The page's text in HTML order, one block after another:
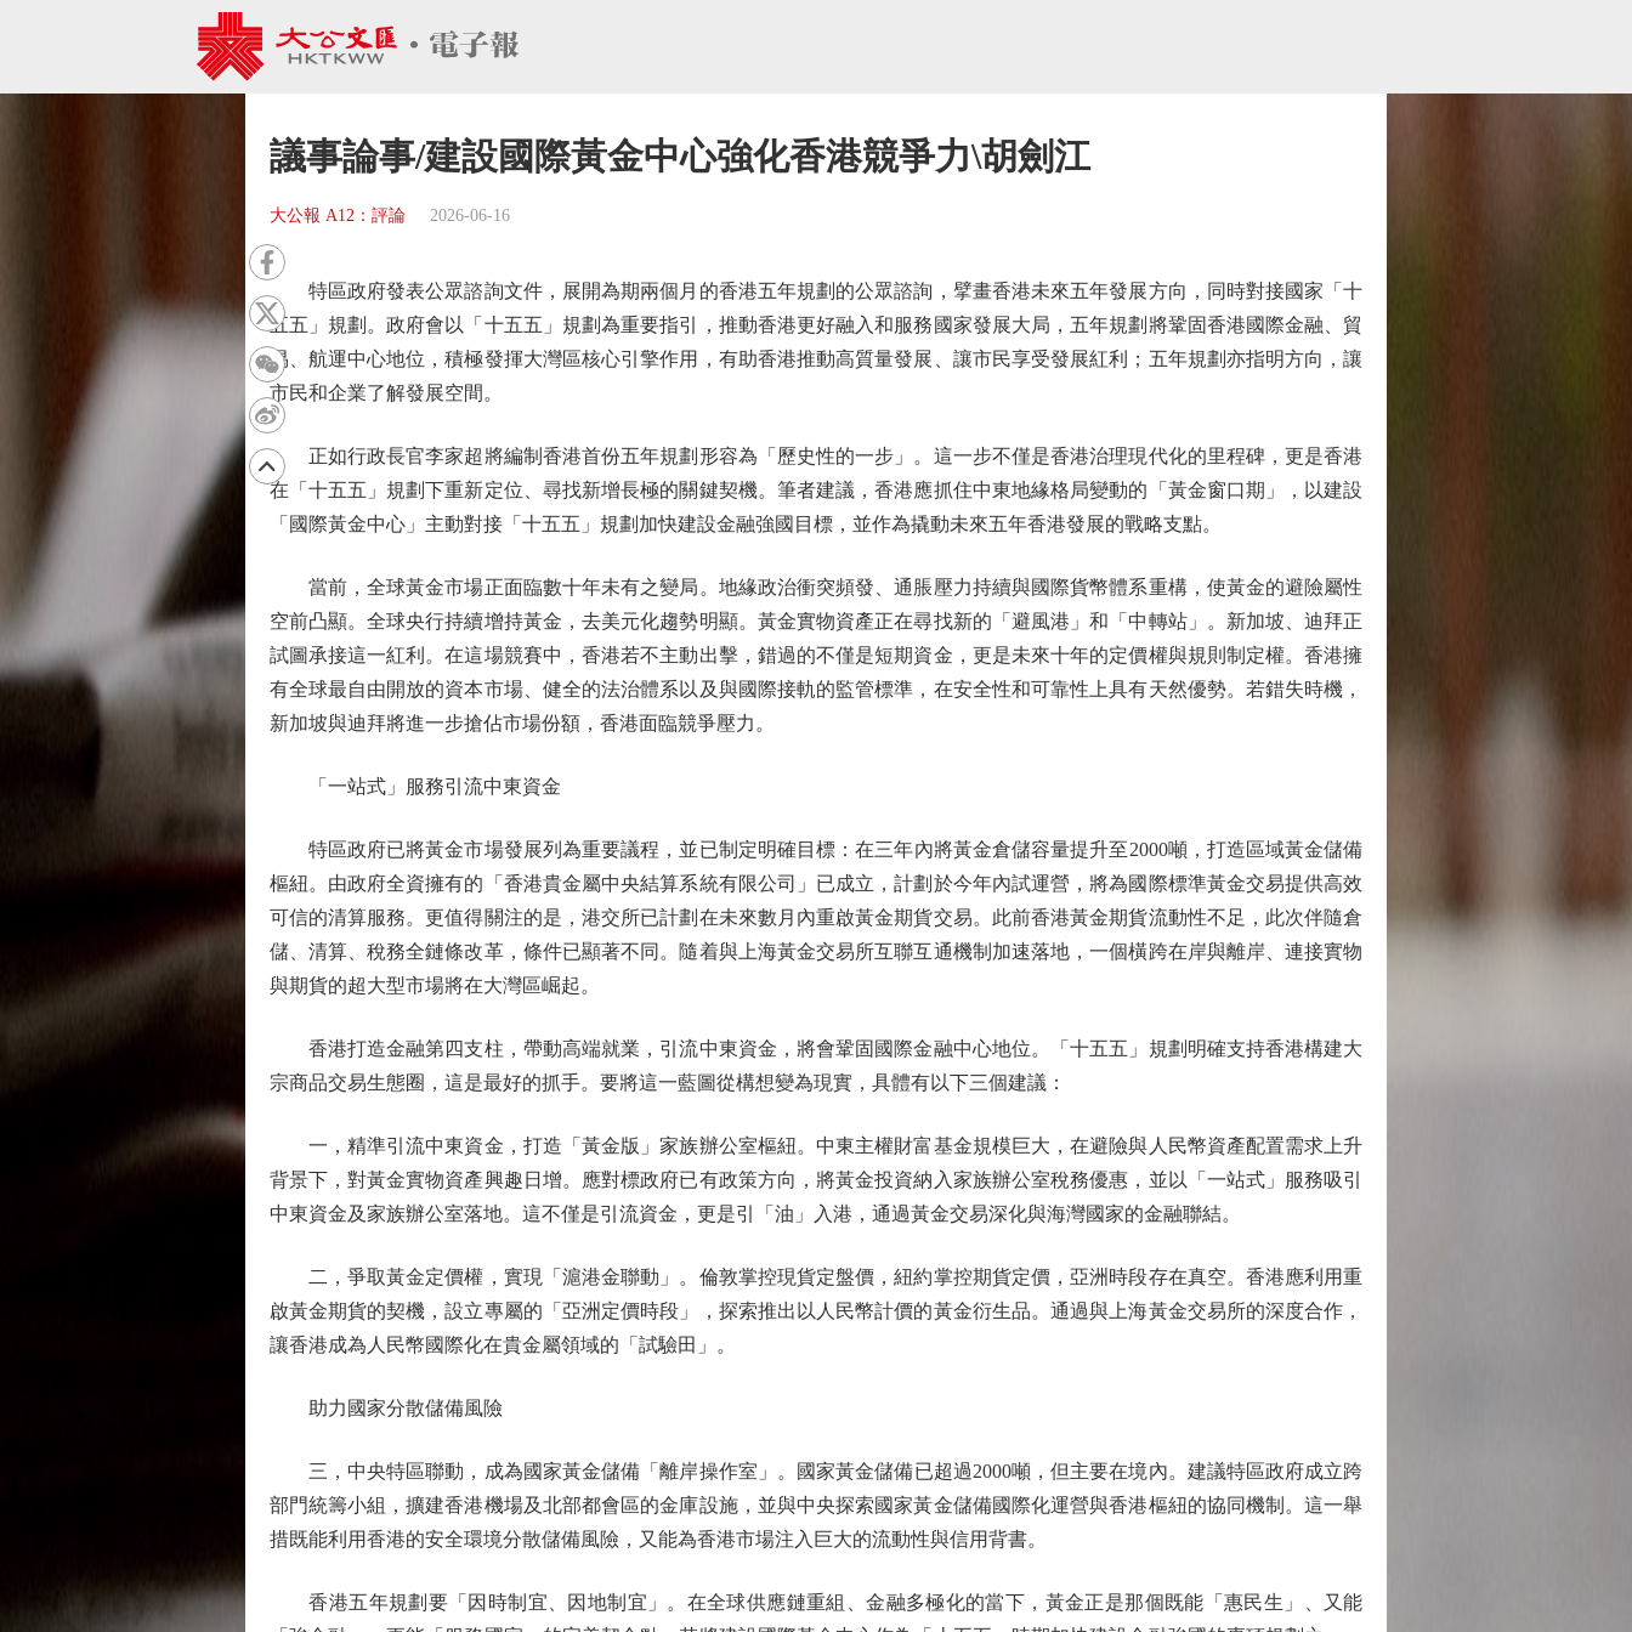
議事論事/建設國際黃金中心強化香港競爭力\胡劍江
大公報 A12：評論 2026-06-16
特區政府發表公眾諮詢文件，展開為期兩個月的香港五年規劃的公眾諮詢，擘畫香港未來五年發展方向，同時對接國家「十
五五」規劃。政府會以「十五五」規劃為重要指引，推動香港更好融入和服務國家發展大局，五年規劃將鞏固香港國際金融、貿
易、航運中心地位，積極發揮大灣區核心引擎作用，有助香港推動高質量發展、讓市民享受發展紅利；五年規劃亦指明方向，讓
市民和企業了解發展空間。
正如行政長官李家超將編制香港首份五年規劃形容為「歷史性的一步」。這一步不僅是香港治理現代化的里程碑，更是香港
在「十五五」規劃下重新定位、尋找新增長極的關鍵契機。筆者建議，香港應抓住中東地緣格局變動的「黃金窗口期」，以建設
「國際黃金中心」主動對接「十五五」規劃加快建設金融強國目標，並作為撬動未來五年香港發展的戰略支點。
當前，全球黃金市場正面臨數十年未有之變局。地緣政治衝突頻發、通脹壓力持續與國際貨幣體系重構，使黃金的避險屬性
空前凸顯。全球央行持續增持黃金，去美元化趨勢明顯。黃金實物資產正在尋找新的「避風港」和「中轉站」。新加坡、迪拜正
試圖承接這一紅利。在這場競賽中，香港若不主動出擊，錯過的不僅是短期資金，更是未來十年的定價權與規則制定權。香港擁
有全球最自由開放的資本市場、健全的法治體系以及與國際接軌的監管標準，在安全性和可靠性上具有天然優勢。若錯失時機，
新加坡與迪拜將進一步搶佔市場份額，香港面臨競爭壓力。
「一站式」服務引流中東資金
特區政府已將黃金市場發展列為重要議程，並已制定明確目標：在三年內將黃金倉儲容量提升至2000噸，打造區域黃金儲備
樞紐。由政府全資擁有的「香港貴金屬中央結算系統有限公司」已成立，計劃於今年內試運營，將為國際標準黃金交易提供高效
可信的清算服務。更值得關注的是，港交所已計劃在未來數月內重啟黃金期貨交易。此前香港黃金期貨流動性不足，此次伴隨倉
儲、清算、稅務全鏈條改革，條件已顯著不同。隨着與上海黃金交易所互聯互通機制加速落地，一個橫跨在岸與離岸、連接實物
與期貨的超大型市場將在大灣區崛起。
香港打造金融第四支柱，帶動高端就業，引流中東資金，將會鞏固國際金融中心地位。「十五五」規劃明確支持香港構建大
宗商品交易生態圈，這是最好的抓手。要將這一藍圖從構想變為現實，具體有以下三個建議：
一，精準引流中東資金，打造「黃金版」家族辦公室樞紐。中東主權財富基金規模巨大，在避險與人民幣資產配置需求上升
背景下，對黃金實物資產興趣日增。應對標政府已有政策方向，將黃金投資納入家族辦公室稅務優惠，並以「一站式」服務吸引
中東資金及家族辦公室落地。這不僅是引流資金，更是引「油」入港，通過黃金交易深化與海灣國家的金融聯結。
二，爭取黃金定價權，實現「滬港金聯動」。倫敦掌控現貨定盤價，紐約掌控期貨定價，亞洲時段存在真空。香港應利用重
啟黃金期貨的契機，設立專屬的「亞洲定價時段」，探索推出以人民幣計價的黃金衍生品。通過與上海黃金交易所的深度合作，
讓香港成為人民幣國際化在貴金屬領域的「試驗田」。
助力國家分散儲備風險
三，中央特區聯動，成為國家黃金儲備「離岸操作室」。國家黃金儲備已超過2000噸，但主要在境內。建議特區政府成立跨
部門統籌小組，擴建香港機場及北部都會區的金庫設施，並與中央探索國家黃金儲備國際化運營與香港樞紐的協同機制。這一舉
措既能利用香港的安全環境分散儲備風險，又能為香港市場注入巨大的流動性與信用背書。
香港五年規劃要「因時制宜、因地制宜」。在全球供應鏈重組、金融多極化的當下，黃金正是那個既能「惠民生」、又能